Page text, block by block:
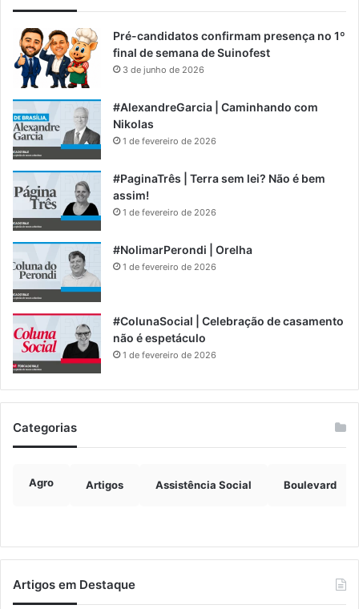
Pré-candidatos confirmam presença no 1º
final de semana de Suinofest
3 de junho de 2026
#AlexandreGarcia | Caminhando com
Nikolas
1 de fevereiro de 2026
#PaginaTrês | Terra sem lei? Não é bem
assim!
1 de fevereiro de 2026
#NolimarPerondi | Orelha
1 de fevereiro de 2026
#ColunaSocial | Celebração de casamento
não é espetáculo
1 de fevereiro de 2026
Categorias
Agro Artigos Assistência Social Boulevard
Artigos em Destaque